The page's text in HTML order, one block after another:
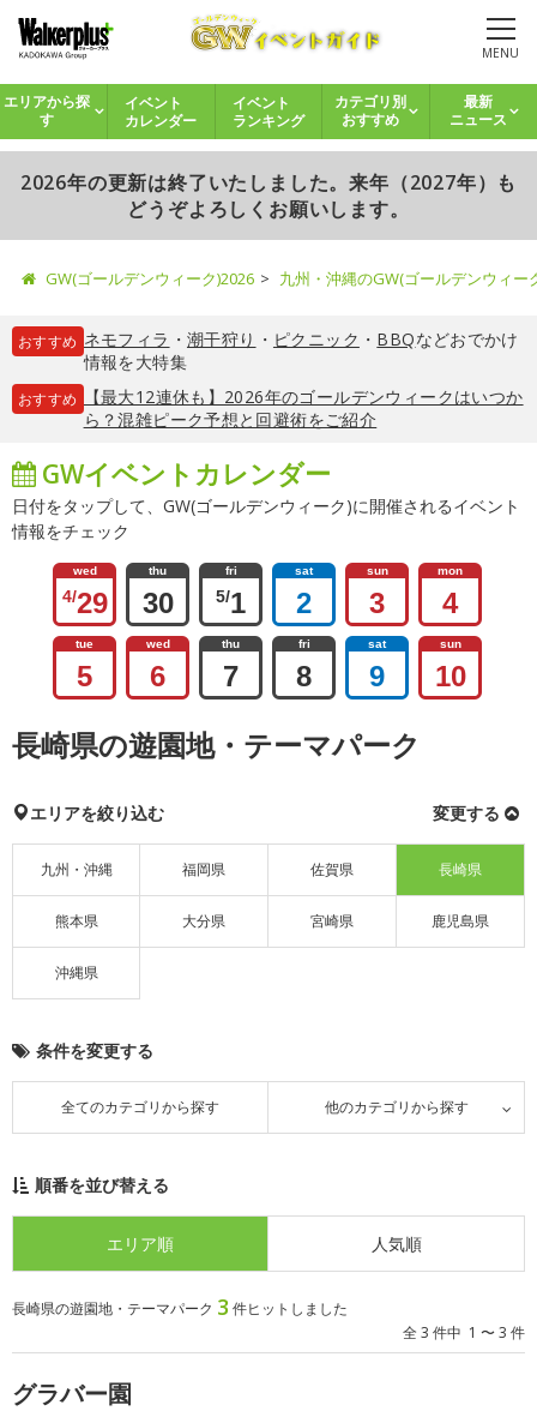
MENU
エリアから探
す
イベント
カレンダー
イベント
ランキング
カテゴリ別
おすすめ
最新
ニュース
2026年の更新は終了いたしました。来年（2027年）も
どうぞよろしくお願いします。
GW(ゴールデンウィーク)2026 九州・沖縄のGW(ゴールデンウィ
おすすめ ネモフィラ ・ 潮干狩り ・ ピクニック ・ BBQなどおでかけ
情報を大特集
おすすめ
【最大12連休も】2026年のゴールデンウィークはいつか
ら？混雑ピーク予想と回避術をご紹介
GWイベントカレンダー
日付をタップして、GW(ゴールデンウィーク)に開催されるイベント
情報をチェック
wed
4/29
thu
30
fri
5/1
sat
2
sun
3
mon
4
tue
5
wed
6
thu
7
fri
8
sat
9
sun
10
長崎県の遊園地・テーマパーク
エリアを絞り込む 変更する
九州・沖縄 福岡県 佐賀県 長崎県
熊本県 大分県 宮崎県 鹿児島県
沖縄県
条件を変更する
全てのカテゴリから探す 他のカテゴリから探す
順番を並び替える
エリア順 人気順
長崎県の遊園地・テーマパーク 3 件ヒットしました
全 3 件中 1 〜 3 件
グラバー園